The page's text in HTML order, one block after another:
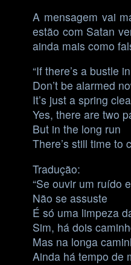
A mensagem vai
estão com Satan
ainda mais como
“If there’s a bustle
Don’t be alarmed
It’s just a spring
Yes, there are two
But in the long run
There’s still time to
Tradução:
“Se ouvir um ruído
Não se assuste
É só uma limpeza
Sim, há dois
Mas na longa
Ainda há tempo de